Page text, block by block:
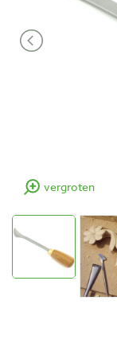
vergroten